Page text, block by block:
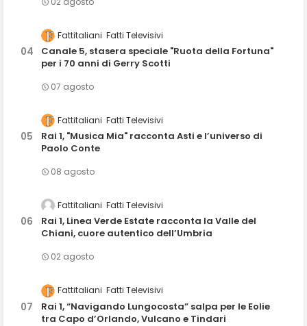
Fattitaliani Fatti Televisivi
Canale 5, stasera speciale "Ruota della Fortuna"
per i 70 anni di Gerry Scotti
07 agosto
Fattitaliani Fatti Televisivi
Rai 1, "Musica Mia" racconta Asti e l’universo di
Paolo Conte
08 agosto
Fattitaliani Fatti Televisivi
Rai 1, Linea Verde Estate racconta la Valle del
Chiani, cuore autentico dell’Umbria
02 agosto
Fattitaliani Fatti Televisivi
Rai 1, “Navigando Lungocosta” salpa per le Eolie
tra Capo d’Orlando, Vulcano e Tindari